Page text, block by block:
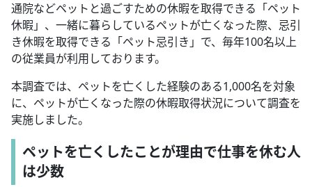
通院などペットと過ごすための休暇を取得できる「ペット
休暇」、一緒に暮らしているペットが亡くなった際、忌引
き休暇を取得できる「ペット忌引き」で、毎年100名以上
の従業員が利用しております。
本調査では、ペットを亡くした経験のある1,000名を対象
に、ペットが亡くなった際の休暇取得状況について調査を
実施しました。
ペットを亡くしたことが理由で仕事を休む人
は少数